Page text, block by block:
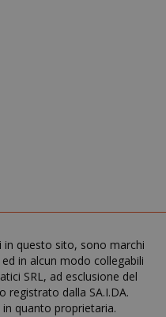
questo sito, sono marchi
in alcun modo collegabili
SRL, ad esclusione del
registrato dalla SA.I.DA.
quanto proprietaria.